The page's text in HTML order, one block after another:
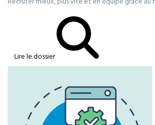
Lire le dossier